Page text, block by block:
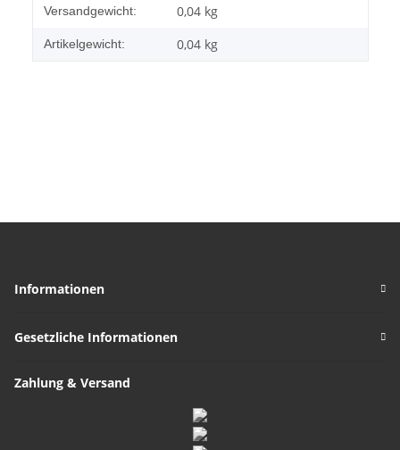
Produkteigenschaft
Wert
Versandgewicht: 0,04 kg
Artikelgewicht: 0,04 kg
Informationen
Gesetzliche Informationen
Zahlung & Versand